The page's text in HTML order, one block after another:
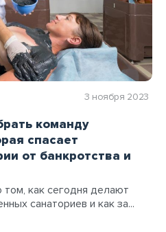
3 ноября 2023
команду
спасает
от банкротства и
том, как сегодня делают
санаториев и как за...